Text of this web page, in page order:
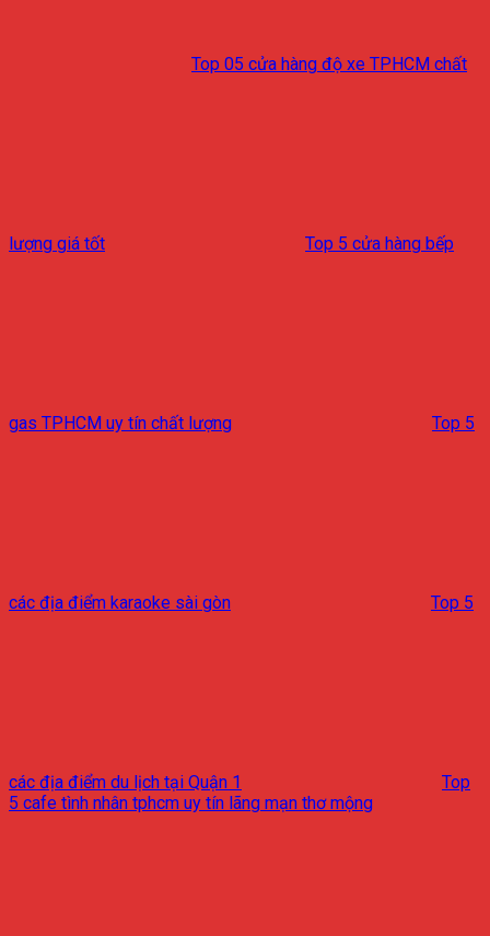
Top 05 cửa hàng độ xe TPHCM chất
lượng giá tốt Top 5 cửa hàng bếp
gas TPHCM uy tín chất lượng Top 5
các địa điểm karaoke sài gòn Top 5
các địa điểm du lịch tại Quận 1
Top
5 cafe tình nhân tphcm uy tín lãng mạn thơ mộng